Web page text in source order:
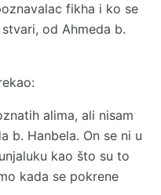
fikha i ko se
od Ahmeda b.
alima, ali nisam
b. Hanbela. On se ni u
kao što su to
kada se pokrene